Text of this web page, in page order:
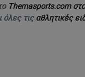
Themasports.com
όλες τις αθλητικές